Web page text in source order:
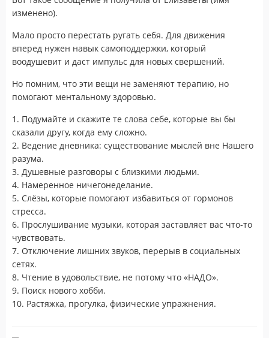
изменено).
Мало просто перестать ругать себя. Для движения
вперед нужен навык самоподдержки, который
воодушевит и даст импульс для новых свершений.
Но помним, что эти вещи не заменяют терапию, но
помогают ментальному здоровью.
1. Подумайте и скажите те слова себе, которые вы бы
сказали другу, когда ему сложно.
2. Ведение дневника: существование мыслей вне Нашего
разума.
3. Душевные разговоры с близкими людьми.
4. Намеренное ничегонеделание.
5. Слёзы, которые помогают избавиться от гормонов
стресса.
6. Прослушивание музыки, которая заставляет вас что-то
чувствовать.
7. Отключение лишних звуков, перерыв в социальных
сетях.
8. Чтение в удовольствие, не потому что «НАДО».
9. Поиск нового хобби.
10. Растяжка, прогулка, физические упражнения.